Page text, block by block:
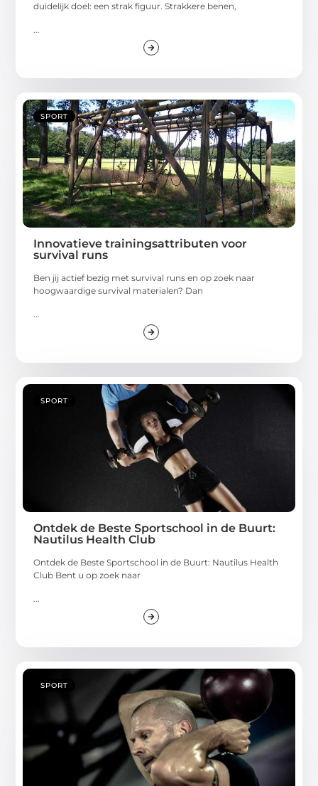
duidelijk doel: een strak figuur. Strakkere benen,
SPORT
Innovatieve trainingsattributen voor
survival runs
Ben jij actief bezig met survival runs en op zoek naar
hoogwaardige survival materialen? Dan
SPORT
Ontdek de Beste Sportschool in de Buurt:
Nautilus Health Club
Ontdek de Beste Sportschool in de Buurt: Nautilus Health
Club Bent u op zoek naar
SPORT